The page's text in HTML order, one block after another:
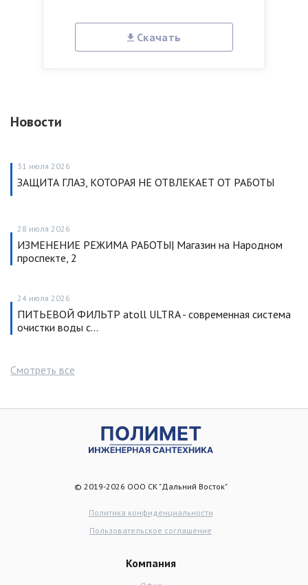
Скачать
Новости
31 июля 2026
ЗАЩИТА ГЛАЗ, КОТОРАЯ НЕ ОТВЛЕКАЕТ ОТ РАБОТЫ
28 июля 2026
ИЗМЕНЕНИЕ РЕЖИМА РАБОТЫ| Магазин на Народном
проспекте, 2
24 июля 2026
ПИТЬЕВОЙ ФИЛЬТР atoll ULTRA - современная система
очистки воды с…
Смотреть все
© 2019-2026 ООО СК "Дальний Восток"
Политика конфиденциальности
Пользовательское соглашение
Компания